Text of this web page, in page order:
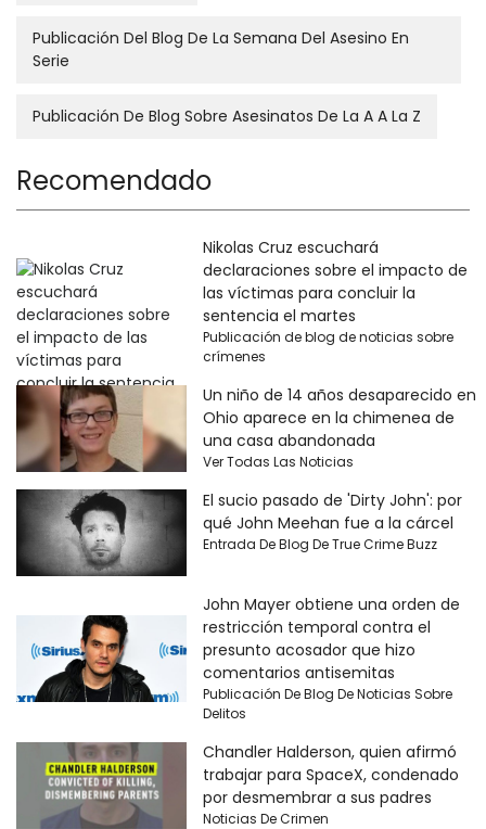
Publicación Del Blog De La Semana Del Asesino En
Serie
Publicación De Blog Sobre Asesinatos De La A A La Z
Recomendado
Nikolas Cruz escuchará
declaraciones sobre el impacto de
las víctimas para concluir la
sentencia el martes
Publicación de blog de noticias sobre
crímenes
Un niño de 14 años desaparecido en
Ohio aparece en la chimenea de
una casa abandonada
Ver Todas Las Noticias
El sucio pasado de 'Dirty John': por
qué John Meehan fue a la cárcel
Entrada De Blog De True Crime Buzz
John Mayer obtiene una orden de
restricción temporal contra el
presunto acosador que hizo
comentarios antisemitas
Publicación De Blog De Noticias Sobre
Delitos
Chandler Halderson, quien afirmó
trabajar para SpaceX, condenado
por desmembrar a sus padres
Noticias De Crimen